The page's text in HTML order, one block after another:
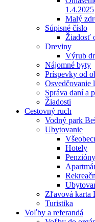
1.4.2025
Malý
Súpisné číslo
Žiadosť
Dreviny
Výrub
Nájomné byty
Príspevky od
Osvedčovanie
Správa daní a
Žiadosti
Cestovný ruch
Vodný park
Ubytovanie
Hotely
Penzióny
Zľavová karta
Turistika
Voľby a referandá